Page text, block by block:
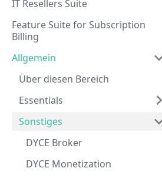
IT Resellers Suite
Feature Suite for Subscription
Billing
Allgemein
Über diesen Bereich
Essentials
Sonstiges
DYCE Broker
DYCE Monetization